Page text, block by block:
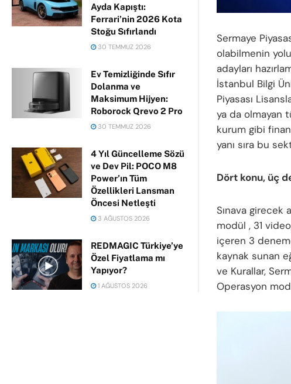
Ayda Kapıştı:
Ferrari’nin 2026 Kota
Stoğu Sıfırlandı
30 TEMMUZ 2026
Ev Temizliğinde Sıfır
Dolanma ve
Maksimum Hijyen:
Roborock Qrevo 2 Pro
30 TEMMUZ 2026
4 Yıl Güncelleme Sözü
ve Dev Pil: POCO M8
Power’ın Tüm
Özellikleri Lansman
Öncesi Netleşti
3 AĞUSTOS 2026
REDMAGIC Türkiye’ye
Özel Fiyatlama mı
Yapıyor?
1 AĞUSTOS 2026
Sermaye
olabilmenin
adayları
İstanbul Bilgi
Piyasası
ya da olmayan
kurum gibi
yanı sıra bu
Dört konu, üç
Sınava girecek
modül , 31
içeren 3
kaynak sunan
ve Kurallar,
Operasyon